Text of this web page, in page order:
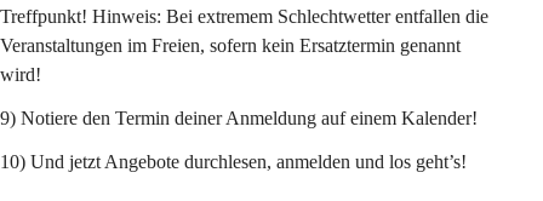
Treffpunkt! Hinweis: Bei extremem Schlechtwetter entfallen die
Veranstaltungen im Freien, sofern kein Ersatztermin genannt
wird!
9) Notiere den Termin deiner Anmeldung auf einem Kalender!
10) Und jetzt Angebote durchlesen, anmelden und los geht’s!